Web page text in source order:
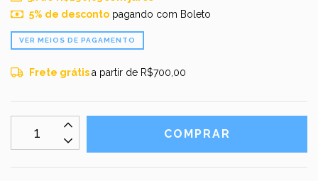
5% de descontopagando com Boleto
VER MEIOS DE PAGAMENTO
Frete grátisa partir de R$700,00